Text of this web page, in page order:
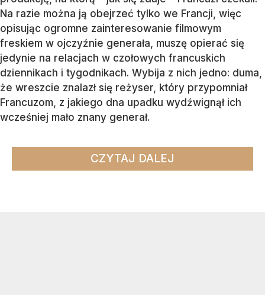
Na razie można ją obejrzeć tylko we Francji, więc
opisując ogromne zainteresowanie filmowym
freskiem w ojczyźnie generała, muszę opierać się
jedynie na relacjach w czołowych francuskich
dziennikach i tygodnikach. Wybija z nich jedno: duma,
że wreszcie znalazł się reżyser, który przypomniał
Francuzom, z jakiego dna upadku wydźwignął ich
wcześniej mało znany generał.
CZYTAJ DALEJ